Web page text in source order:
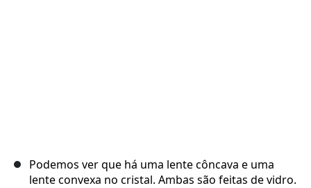
Podemos ver que há uma lente côncava e uma
lente convexa no cristal. Ambas são feitas de vidro.